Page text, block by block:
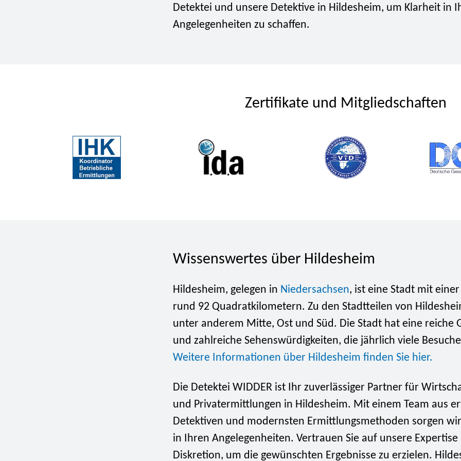
Detektei und unsere Detektive in Hildesheim, um Klarheit in
Angelegenheiten zu schaffen.
Zertifikate und Mitgliedschaften
Wissenswertes über Hildesheim
Hildesheim, gelegen in Niedersachsen, ist eine Stadt mit
rund 92 Quadratkilometern. Zu den Stadtteilen von
unter anderem Mitte, Ost und Süd. Die Stadt hat eine reiche
und zahlreiche Sehenswürdigkeiten, die jährlich viele
Weitere Informationen über Hildesheim finden Sie hier.
Die Detektei WIDDER ist Ihr zuverlässiger Partner für
und Privatermittlungen in Hildesheim. Mit einem Team aus
Detektiven und modernsten Ermittlungsmethoden sorgen
in Ihren Angelegenheiten. Vertrauen Sie auf unsere Expertise
Diskretion, um die gewünschten Ergebnisse zu erzielen.